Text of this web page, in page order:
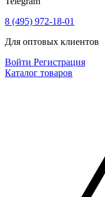
8 (495) 972-18-01
Для оптовых клиентов
Войти Регистрация
Каталог товаров